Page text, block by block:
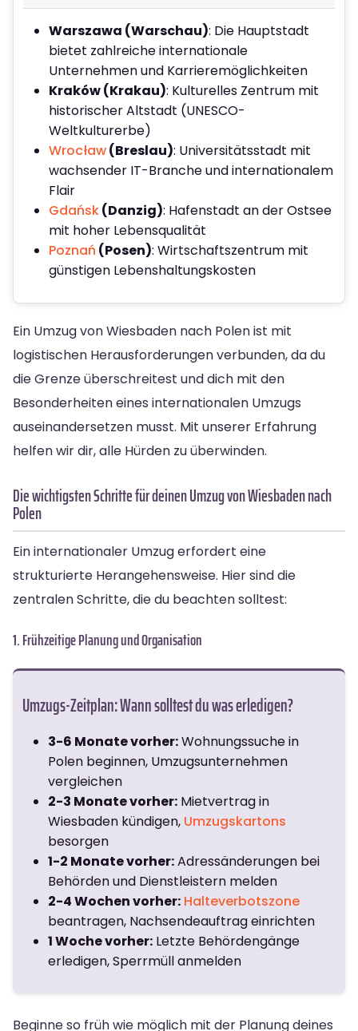
Warszawa (Warschau): Die Hauptstadt
bietet zahlreiche internationale
Unternehmen und Karrieremöglichkeiten
Kraków (Krakau): Kulturelles Zentrum mit
historischer Altstadt (UNESCO-
Weltkulturerbe)
Wrocław(Breslau): Universitätsstadt mit
wachsender IT-Branche und internationalem
Flair
Gdańsk(Danzig): Hafenstadt an der Ostsee
mit hoher Lebensqualität
Poznań (Posen): Wirtschaftszentrum mit
günstigen Lebenshaltungskosten
Ein Umzug von Wiesbaden nach Polen ist mit
logistischen Herausforderungen verbunden, da du
die Grenze überschreitest und dich mit den
Besonderheiten eines internationalen Umzugs
auseinandersetzen musst. Mit unserer Erfahrung
helfen wir dir, alle Hürden zu überwinden.
Die wichtigsten Schritte für deinen Umzug von Wiesbaden nach
Polen
Ein internationaler Umzug erfordert eine
strukturierte Herangehensweise. Hier sind die
zentralen Schritte, die du beachten solltest:
1. Frühzeitige Planung und Organisation
Umzugs-Zeitplan: Wann solltest du was erledigen?
3-6 Monate vorher:Wohnungssuche in
Polen beginnen, Umzugsunternehmen
vergleichen
2-3 Monate vorher: Mietvertrag in
Wiesbaden kündigen, Umzugskartons
besorgen
1-2 Monate vorher:Adressänderungen bei
Behörden und Dienstleistern melden
2-4 Wochen vorher: Halteverbotszone
beantragen, Nachsendeauftrag einrichten
1 Woche vorher: Letzte Behördengänge
erledigen, Sperrmüll anmelden
Beginne so früh wie möglich mit der Planung deines